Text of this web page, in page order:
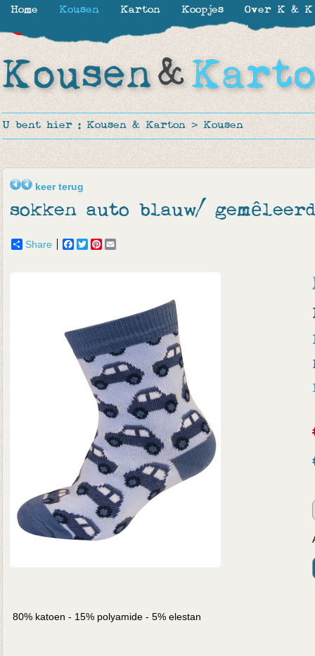
U bent hier : Kousen & Karton > Kousen
keer terug
sokken auto blauw/
Share Facebook
TwitterPinterest
80% katoen - 15% polyamide - 5% elestan
Home Kousen Karton Koopjes Over K & K